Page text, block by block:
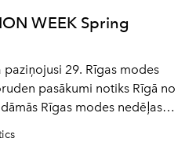
WEEK Spring
29. Rīgas modes
pasākumi notiks Rīgā no
Rīgas modes nedēļas
labākie Latvijas un